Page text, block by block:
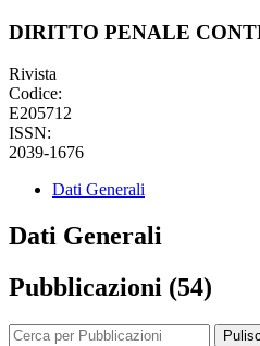
DIRITTO PENALE
Rivista
Codice:
E205712
ISSN:
2039-1676
Dati Generali
Dati Generali
Pubblicazioni (54)